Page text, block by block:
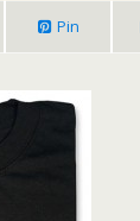
Pin